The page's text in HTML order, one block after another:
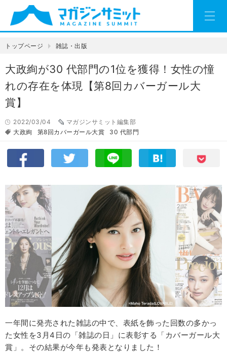
トップページ 雑誌・出版
大政絢が30 代部門の1位を獲得！女性の憧
れの存在を体現【第8回カバーガール大
賞】
2022/03/04
マガジンサミット編集部
大政絢
第8回カバーガール大賞 30 代部門
一年間に発売された雑誌の中で、表紙を飾った回数の多かっ
た女性を3月4日の「雑誌の日」に表彰する「カバーガール大
賞」。その結果が今年も発表となりました！